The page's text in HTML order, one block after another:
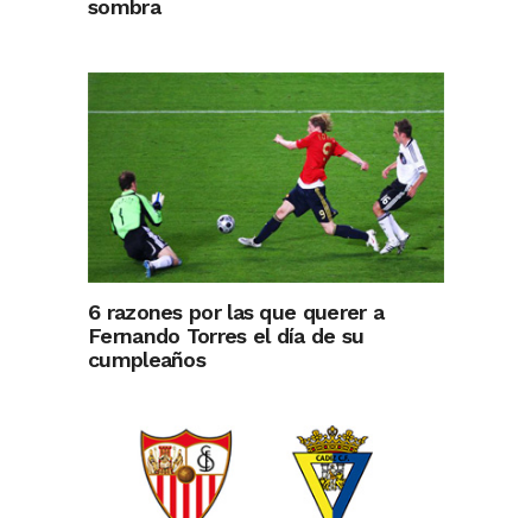
sombra
6 razones por las que querer a
Fernando Torres el día de su
cumpleaños